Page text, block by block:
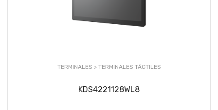
TERMINALES > TERMINALES TÁCTILES
KDS4221128WL8